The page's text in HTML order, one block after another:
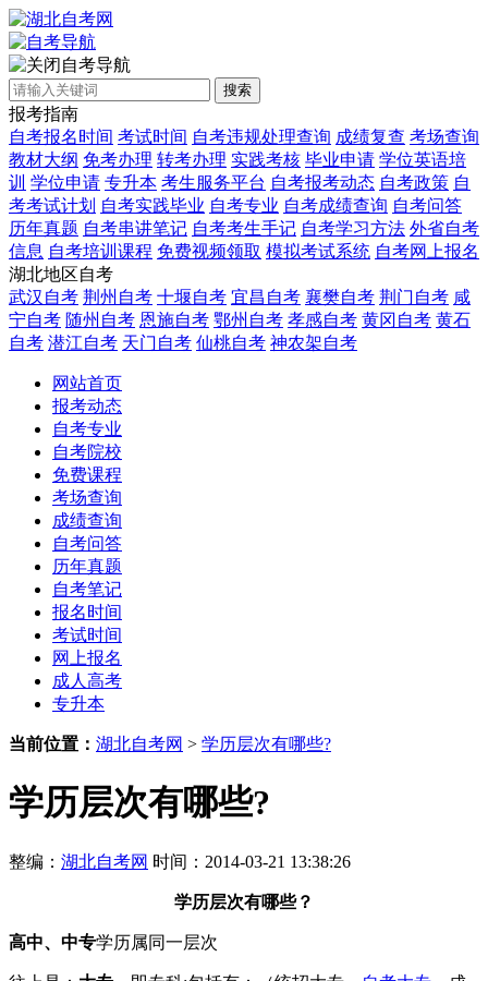
自考导航
搜索
报考指南
自考报名时间 考试时间 自考违规处理查询 成绩复查 考场查询
教材大纲 免考办理 转考办理 实践考核 毕业申请 学位英语培
训 学位申请 专升本 考生服务平台 自考报考动态 自考政策 自
考考试计划 自考实践毕业 自考专业 自考成绩查询 自考问答
历年真题 自考串讲笔记 自考考生手记 自考学习方法 外省自考
信息 自考培训课程 免费视频领取 模拟考试系统 自考网上报名
湖北地区自考
武汉自考 荆州自考 十堰自考 宜昌自考 襄樊自考 荆门自考 咸
宁自考 随州自考 恩施自考 鄂州自考 孝感自考 黄冈自考 黄石
自考 潜江自考 天门自考 仙桃自考 神农架自考
网站首页
报考动态
自考专业
自考院校
免费课程
考场查询
成绩查询
自考问答
历年真题
自考笔记
报名时间
考试时间
网上报名
成人高考
专升本
当前位置： 湖北自考网 > 学历层次有哪些?
学历层次有哪些?
整编： 湖北自考网 时间：2014-03-21 13:38:26
学历层次有哪些？
高中、中专学历属同一层次